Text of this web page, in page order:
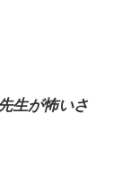
生が怖いさ